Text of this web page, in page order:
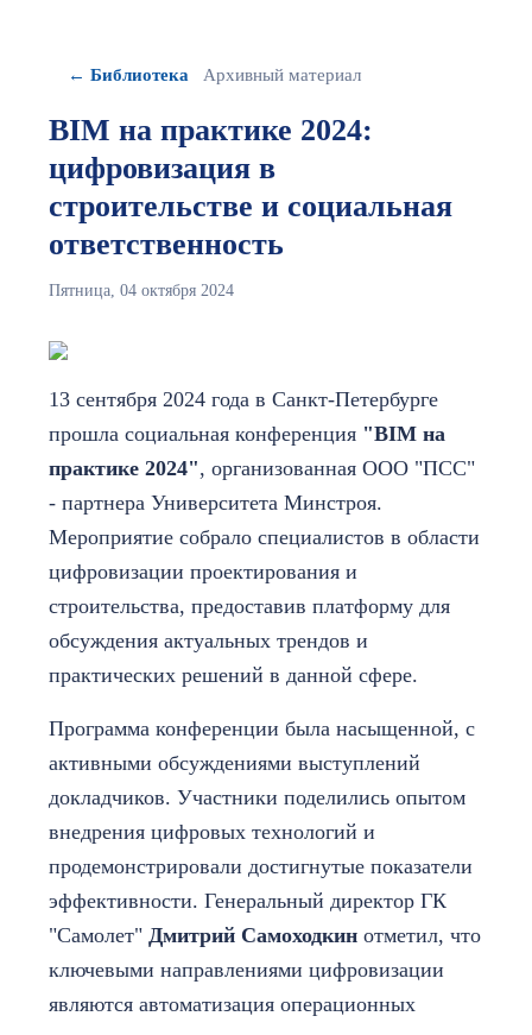
← Библиотека Архивный материал
BIM на практике 2024:
цифровизация в
строительстве и социальная
ответственность
Пятница, 04 октября 2024
13 сентября 2024 года в Санкт-Петербурге
прошла социальная конференция "BIM на
практике 2024", организованная ООО "ПСС"
- партнера Университета Минстроя.
Мероприятие собрало специалистов в области
цифровизации проектирования и
строительства, предоставив платформу для
обсуждения актуальных трендов и
практических решений в данной сфере.
Программа конференции была насыщенной, с
активными обсуждениями выступлений
докладчиков. Участники поделились опытом
внедрения цифровых технологий и
продемонстрировали достигнутые показатели
эффективности. Генеральный директор ГК
"Самолет" Дмитрий Самоходкин отметил, что
ключевыми направлениями цифровизации
являются автоматизация операционных